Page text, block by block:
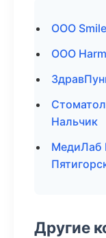
ООО
ООО
Нальчик
МедиЛаб
Другие